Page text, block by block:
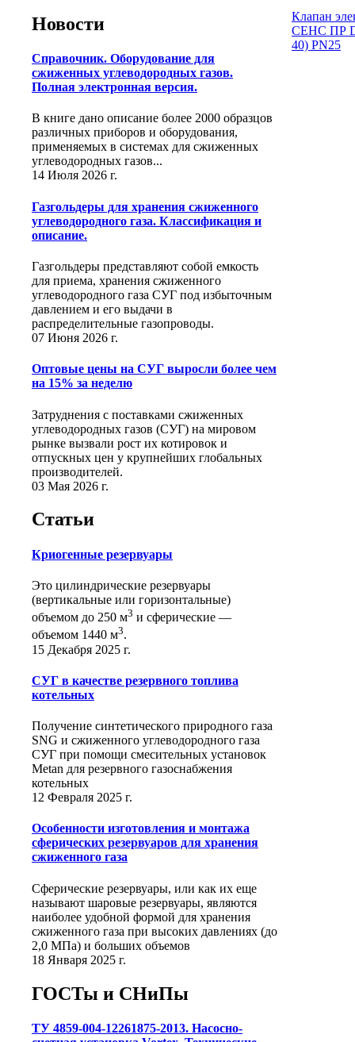
Новости
Справочник. Оборудование для
сжиженных углеводородных газов.
Полная электронная версия.
В книге дано описание более 2000 образцов
различных приборов и оборудования,
применяемых в системах для сжиженных
углеводородных газов...
14 Июля 2026 г.
Газгольдеры для хранения сжиженного
углеводородного газа. Классификация и
описание.
Газгольдеры представляют собой емкость
для приема, хранения сжиженного
углеводородного газа СУГ под избыточным
давлением и его выдачи в
распределительные газопроводы.
07 Июня 2026 г.
Оптовые цены на СУГ выросли более чем
на 15% за неделю
Затруднения с поставками сжиженных
углеводородных газов (СУГ) на мировом
рынке вызвали рост их котировок и
отпускных цен у крупнейших глобальных
производителей.
03 Мая 2026 г.
Статьи
Криогенные резервуары
Это цилиндрические резервуары
(вертикальные или горизонтальные)
объемом до 250 м3 и сферические ―
объемом 1440 м3.
15 Декабря 2025 г.
СУГ в качестве резервного топлива
котельных
Получение синтетического природного газа
SNG и сжиженного углеводородного газа
СУГ при помощи смесительных установок
Metan для резервного газоснабжения
котельных
12 Февраля 2025 г.
Особенности изготовления и монтажа
сферических резервуаров для хранения
сжиженного газа
Сферические резервуары, или как их еще
называют шаровые резервуары, являются
наиболее удобной формой для хранения
сжиженного газа при высоких давлениях (до
2,0 МПа) и больших объемов
18 Января 2025 г.
ГОСТы и СНиПы
ТУ 4859-004-12261875-2013. Насосно-
Клапан
СЕНС ПР
40) PN25